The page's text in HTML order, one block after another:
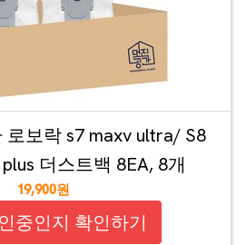
로보락 s7 maxv ultra/ S8
더스트백 8EA, 8개
19,900원
중인지 확인하기